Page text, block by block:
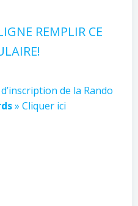
REMPLIR CE
de la Rando
» Cliquer ici